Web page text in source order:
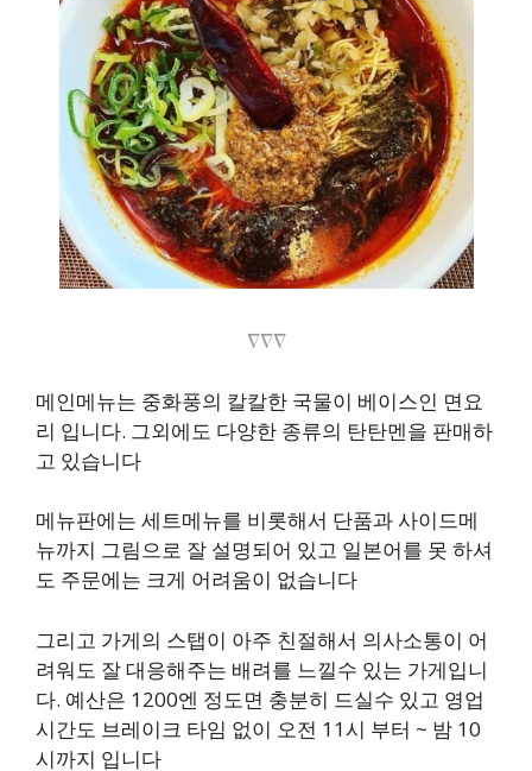
∇∇∇
메인메뉴는 중화풍의 칼칼한 국물이 베이스인 면요
리 입니다. 그외에도 다양한 종류의 탄탄멘을 판매하
고 있습니다
메뉴판에는 세트메뉴를 비롯해서 단품과 사이드메
뉴까지 그림으로 잘 설명되어 있고 일본어를 못 하셔
도 주문에는 크게 어려움이 없습니다
그리고 가게의 스탭이 아주 친절해서 의사소통이 어
려워도 잘 대응해주는 배려를 느낄수 있는 가게입니
다. 예산은 1200엔 정도면 충분히 드실수 있고 영업
시간도 브레이크 타임 없이 오전 11시 부터 ~ 밤 10
시까지 입니다